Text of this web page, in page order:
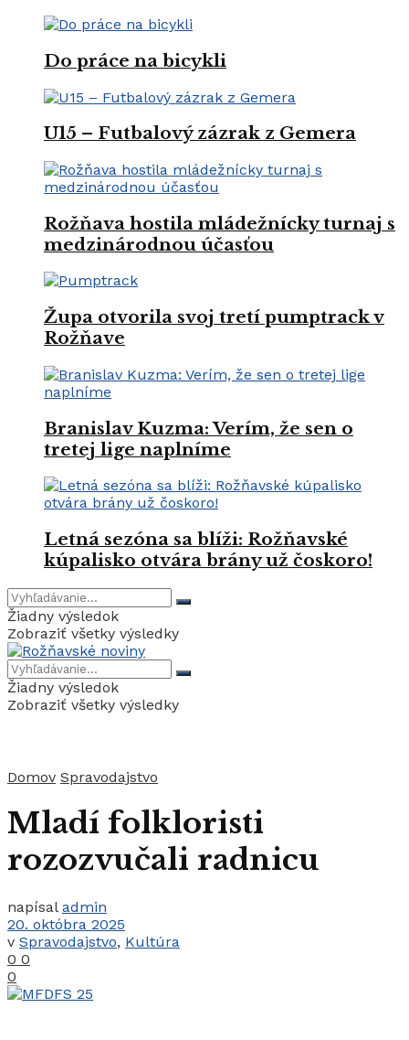
Do práce na bicykli
U15 – Futbalový zázrak z Gemera
Rožňava hostila mládežnícky turnaj s
medzinárodnou účasťou
Župa otvorila svoj tretí pumptrack v
Rožňave
Branislav Kuzma: Verím, že sen o
tretej lige naplníme
Letná sezóna sa blíži: Rožňavské
kúpalisko otvára brány už čoskoro!
Žiadny výsledok
Zobraziť všetky výsledky
Žiadny výsledok
Zobraziť všetky výsledky
Domov Spravodajstvo
Mladí folkloristi
rozozvučali radnicu
napísal admin
20. októbra 2025
v Spravodajstvo, Kultúra
0 0
0